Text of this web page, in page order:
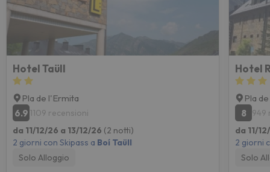
Hotel Taüll
Pla de l'Ermita
6.9 1109 recensioni
da 11/12/26 a 13/12/26 (2 notti)
2 giorni con Skipass a Boí Taüll
Solo Alloggio
Hotel
Pla
8
949
da 11/
2 giorni
Solo